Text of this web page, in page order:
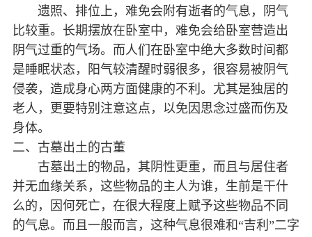
遗照、排位上，难免会附有逝者的气息，阴气
比较重。长期摆放在卧室中，难免会给卧室营造出
阴气过重的气场。而人们在卧室中绝大多数时间都
是睡眠状态，阳气较清醒时弱很多，很容易被阴气
侵袭，造成身心两方面健康的不利。尤其是独居的
老人，更要特别注意这点，以免因思念过盛而伤及
身体。
二、古墓出土的古董
古墓出土的物品，其阴性更重，而且与居住者
并无血缘关系，这些物品的主人为谁，生前是干什
么的，因何死亡，在很大程度上赋予这些物品不同
的气息。而且一般而言，这种气息很难和“吉利”二字